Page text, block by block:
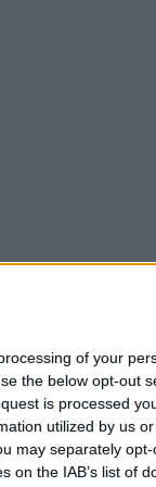
of your
the below opt-out
is processed
utilized by us
may separately
on the IAB’s list of